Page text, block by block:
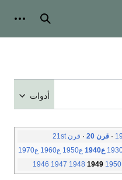
بحث
أدوات
·قرن 20 · قرن 21st
ع1940 ع1950 ع1960 ع1970
1946 1947 1948 1949 1950